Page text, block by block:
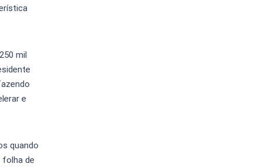
mil
e
quando
folha de